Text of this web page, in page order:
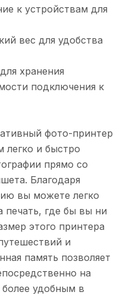
к устройствам для
вес для удобства
хранения
подключения к
фото-принтер
легко и быстро
прямо со
Благодаря
вы можете легко
печать, где бы вы ни
этого принтера
и
память позволяет
на
более удобным в